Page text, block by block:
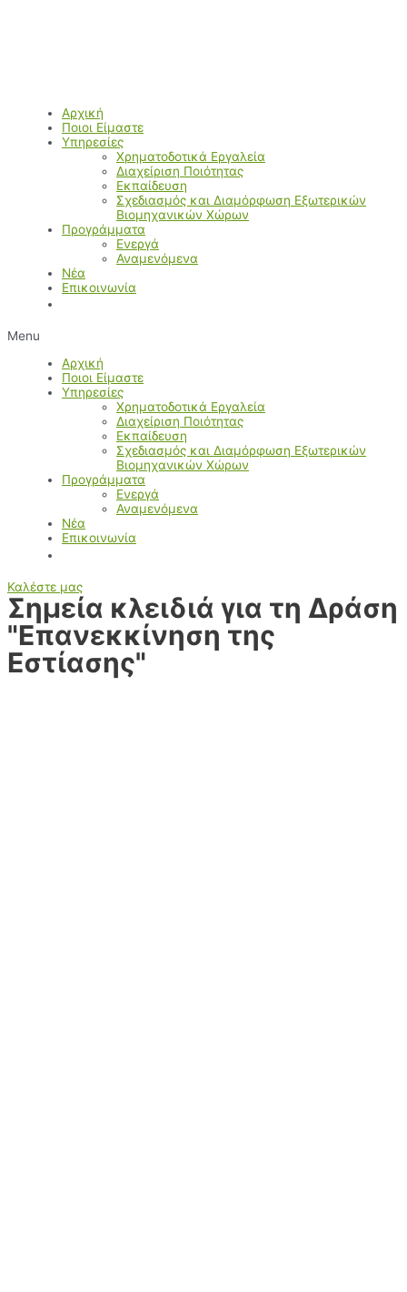
Αρχική
Ποιοι Είμαστε
Υπηρεσίες
Χρηματοδοτικά Εργαλεία
Διαχείριση Ποιότητας
Εκπαίδευση
Σχεδιασμός και Διαμόρφωση Εξωτερικών
Βιομηχανικών Χώρων
Προγράμματα
Ενεργά
Αναμενόμενα
Νέα
Επικοινωνία
Menu
Αρχική
Ποιοι Είμαστε
Υπηρεσίες
Χρηματοδοτικά Εργαλεία
Διαχείριση Ποιότητας
Εκπαίδευση
Σχεδιασμός και Διαμόρφωση Εξωτερικών
Βιομηχανικών Χώρων
Προγράμματα
Ενεργά
Αναμενόμενα
Νέα
Επικοινωνία
Καλέστε μας
Σημεία κλειδιά για τη Δράση
"Επανεκκίνηση της
Εστίασης"